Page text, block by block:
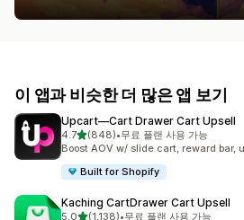
이 앱과 비슷한 더 많은 앱 보기
Upcart—Cart Drawer Cart Upsell
4.7별 5개 중
(848)
총 리뷰 848개
•무료 플랜 사용 가능
Boost AOV w/ slide cart, reward bar,
Built for Shopify
Kaching CartDrawer Cart Upsell
5.0별 5개 중
(1,138)•무료 플랜 사용 가능